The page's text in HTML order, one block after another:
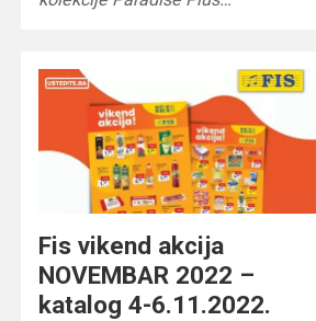
Fis vikend akcija
NOVEMBAR 2022 –
katalog 4-6.11.2022.